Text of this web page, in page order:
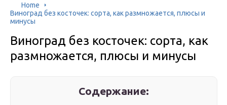
Home
Виноград без косточек: сорта, как размножается, плюсы и
минусы
Виноград без косточек: сорта, как
размножается, плюсы и минусы
Содержание: